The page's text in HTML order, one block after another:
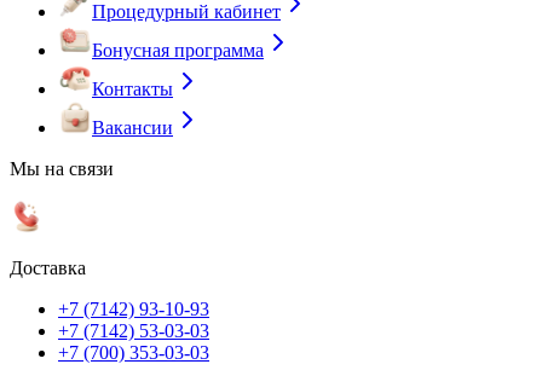
Процедурный кабинет
Бонусная программа
Контакты
Вакансии
Мы на связи
Доставка
+7 (7142) 93-10-93
+7 (7142) 53-03-03
+7 (700) 353-03-03